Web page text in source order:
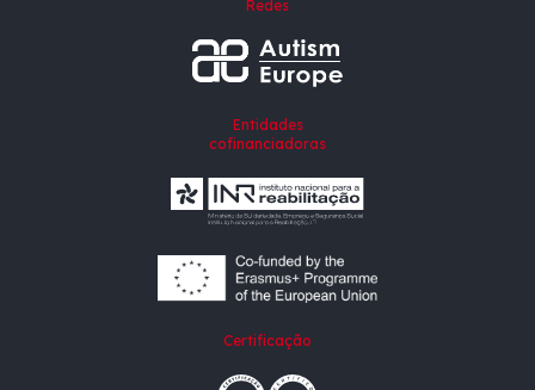
Redes
Entidades
cofinanciadoras
Certificação